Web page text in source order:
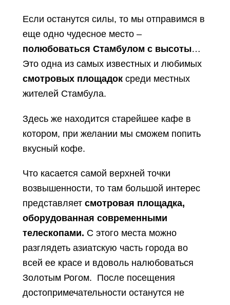
Если останутся силы, то мы отправимся в
еще одно чудесное место –
полюбоваться Стамбулом с высоты…
Это одна из самых известных и любимых
смотровых площадок среди местных
жителей Стамбула.
Здесь же находится старейшее кафе в
котором, при желании мы сможем попить
вкусный кофе.
Что касается самой верхней точки
возвышенности, то там большой интерес
представляет смотровая площадка,
оборудованная современными
телескопами. С этого места можно
разглядеть азиатскую часть города во
всей ее красе и вдоволь налюбоваться
Золотым Рогом. После посещения
достопримечательности останутся не